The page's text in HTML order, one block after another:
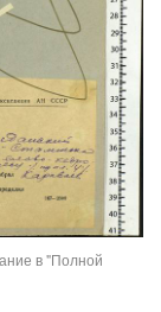
в "Полной